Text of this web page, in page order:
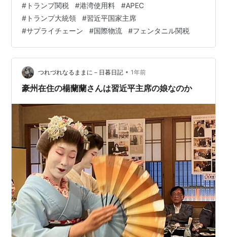
で合意した」と発表。 ２． だが、トランプ関税によっ
て、輸入ボリュームに関し、早くも顕著な減少を味わっ
ている米国の荷主たちの間では「このような僅かな引き
下げで、減少トレンドが反転するとの期待感はない」。
３．米国のサプライチェーン・データベース管理会社
Vizion社の最新…
# トランプ関税 #港湾使用料 #APEC
# トランプ大統領 #習近平国家主席
#サプライチェーン #国際物流 #フェンタニル関税
つれづれなるままに－日暮日記 • 1年前
豪州在住の楊蘭蘭さんは習近平主席の娘なのか